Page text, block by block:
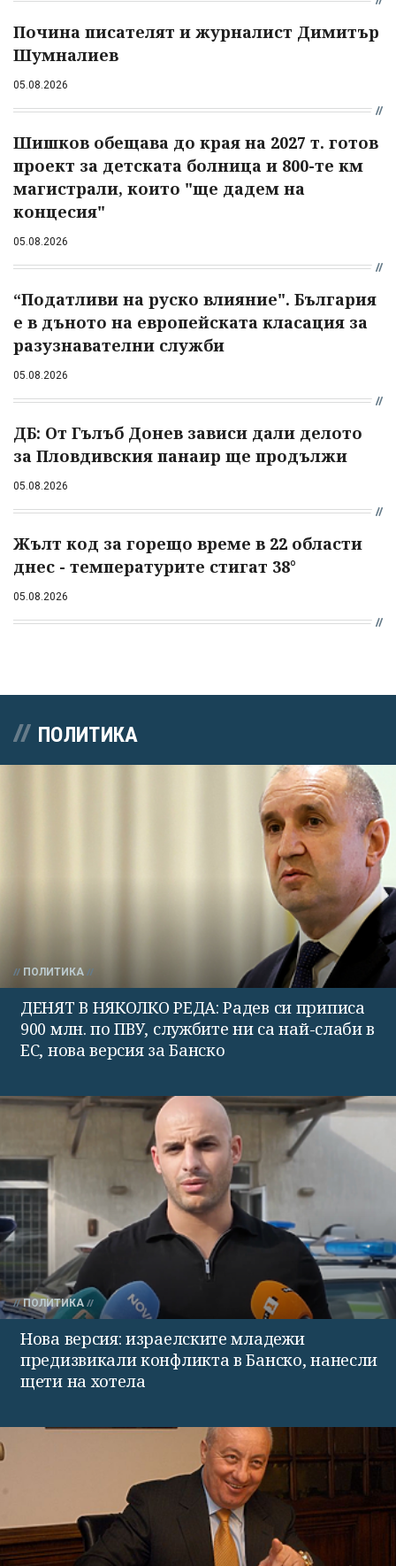
Почина писателят и журналист Димитър
Шумналиев
05.08.2026
Шишков обещава до края на 2027 т. готов
проект за детската болница и 800-те км
магистрали, които "ще дадем на
концесия"
05.08.2026
“Податливи на руско влияние". България
е в дъното на европейската класация за
разузнавателни служби
05.08.2026
ДБ: От Гълъб Донев зависи дали делото
за Пловдивския панаир ще продължи
05.08.2026
Жълт код за горещо време в 22 области
днес - температурите стигат 38°
05.08.2026
ПОЛИТИКА
ПОЛИТИКА
ДЕНЯТ В НЯКОЛКО РЕДА: Радев си приписа
900 млн. по ПВУ, службите ни са най-слаби в
ЕС, нова версия за Банско
ПОЛИТИКА
Нова версия: израелските младежи
предизвикали конфликта в Банско, нанесли
щети на хотела